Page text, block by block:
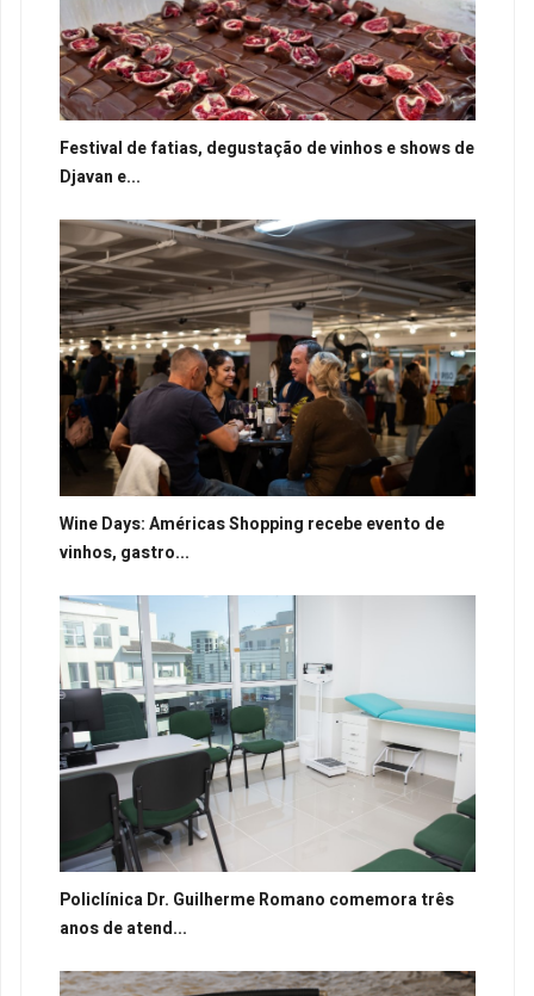
Festival de fatias, degustação de vinhos e shows de
Djavan e...
Wine Days: Américas Shopping recebe evento de
vinhos, gastro...
Policlínica Dr. Guilherme Romano comemora três
anos de atend...